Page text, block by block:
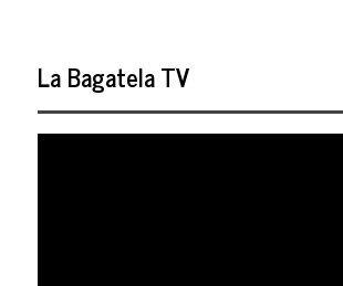
La Bagatela TV